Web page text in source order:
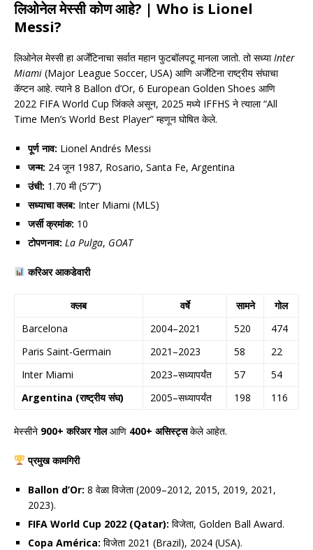
लिओनेल मेस्सी कोण आहे? | Who is Lionel
Messi?
लिओनेल मेस्सी हा अर्जेंटिनाचा सर्वात महान फुटबॉलपटू मानला जातो. तो सध्या Inter
Miami (Major League Soccer, USA) आणि अर्जेंटिना राष्ट्रीय संघाचा
कॅप्टन आहे. त्याने 8 Ballon d’Or, 6 European Golden Shoes आणि
2022 FIFA World Cup जिंकले असून, 2025 मध्ये IFFHS ने त्याला “All
Time Men’s World Best Player” म्हणून घोषित केले.
पूर्ण नाव: Lionel Andrés Messi
जन्म: 24 जून 1987, Rosario, Santa Fe, Argentina
उंची: 1.70 मी (5’7”)
सध्याचा क्लब: Inter Miami (MLS)
जर्सी क्रमांक: 10
टोपणनाव: La Pulga, GOAT
करिअर आकडेवारी
क्लब वर्षे सामने
गोल
Barcelona
2004–2021 520
474
Paris Saint-Germain
2021–2023 58
22
Inter Miami
2023–सध्यापर्यंत 57
54
Argentina (राष्ट्रीय संघ)
2005–सध्यापर्यंत 198 116
मेस्सीने 900+ करिअर गोलआणि 400+ असिस्ट्सकेले आहेत.
प्रमुख कामगिरी
Ballon d’Or: 8 वेळा विजेता (2009–2012, 2015, 2019, 2021,
2023).
FIFA World Cup 2022 (Qatar): विजेता, Golden Ball Award.
Copa América: विजेता 2021 (Brazil), 2024 (USA).